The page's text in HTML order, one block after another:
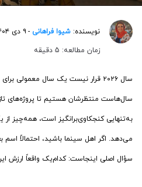
نویسنده: شیوا فراهانی - ۹ دی ۱۴۰۴ - ۱:۱۷ ب.ظ
زمان مطالعه: 5 دقیقه
سال ۲۰۲۶ قرار نیست یک سال معمولی
سال‌هاست منتظرشان هستیم تا پروژه‌های
به‌تنهایی کنجکاوی‌برانگیز است، همه‌چیز
می‌دهد. اگر اهل سینما باشید، احتمالاً اسم
سؤال اصلی اینجاست: کدام‌یک واقعاً ارزش این